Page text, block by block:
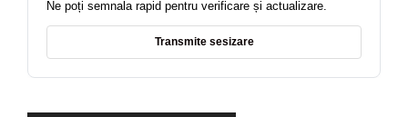
Ne poți semnala rapid pentru verificare și actualizare.
Transmite sesizare